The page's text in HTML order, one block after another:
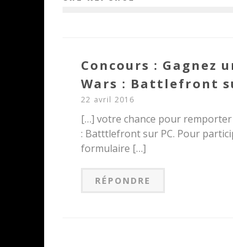
Concours : Gagnez
Wars : Battlefront
22 avril 2016
[…] votre chance pour remporter
: Batttlefront sur PC. Pour
formulaire […]
RÉPONDRE